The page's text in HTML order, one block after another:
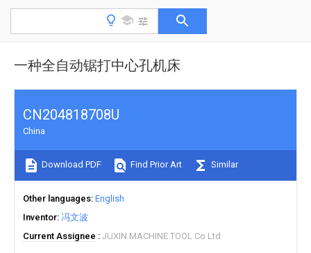
一种全自动锯打中心孔机床
CN204818708U
China
Download PDF Find Prior Art Similar
Other languages English
Inventor 冯文波
Current Assignee
JUXIN MACHINE TOOL Co Ltd